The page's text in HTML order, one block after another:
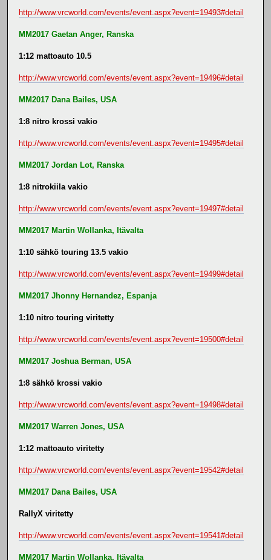
http://www.vrcworld.com/events/event.aspx?event=19493#detail
MM2017 Gaetan Anger, Ranska
1:12 mattoauto 10.5
http://www.vrcworld.com/events/event.aspx?event=19496#detail
MM2017 Dana Bailes, USA
1:8 nitro krossi vakio
http://www.vrcworld.com/events/event.aspx?event=19495#detail
MM2017 Jordan Lot, Ranska
1:8 nitrokiila vakio
http://www.vrcworld.com/events/event.aspx?event=19497#detail
MM2017 Martin Wollanka, Itävalta
1:10 sähkö touring 13.5 vakio
http://www.vrcworld.com/events/event.aspx?event=19499#detail
MM2017 Jhonny Hernandez, Espanja
1:10 nitro touring viritetty
http://www.vrcworld.com/events/event.aspx?event=19500#detail
MM2017 Joshua Berman, USA
1:8 sähkö krossi vakio
http://www.vrcworld.com/events/event.aspx?event=19498#detail
MM2017 Warren Jones, USA
1:12 mattoauto viritetty
http://www.vrcworld.com/events/event.aspx?event=19542#detail
MM2017 Dana Bailes, USA
RallyX viritetty
http://www.vrcworld.com/events/event.aspx?event=19541#detail
MM2017 Martin Wollanka, Itävalta